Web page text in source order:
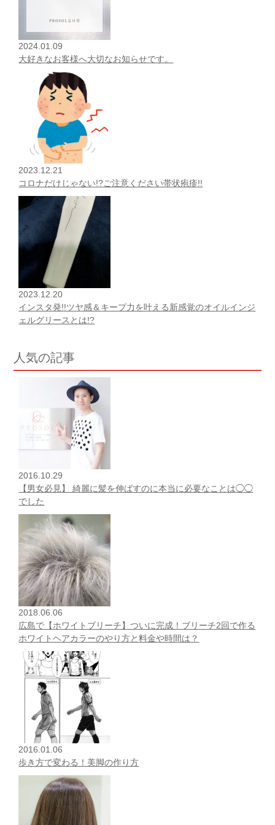
2024.01.09
大好きなお客様へ大切なお知らせです。
2023.12.21
コロナだけじゃない!?ご注意ください帯状疱疹!!
2023.12.20
インスタ発!!ツヤ感＆キープ力を叶える新感覚のオイルインジ
ェルグリースとは!?
人気の記事
2016.10.29
【男女必見】 綺麗に髪を伸ばすのに本当に必要なことは◯◯
でした
2018.06.06
広島で【ホワイトブリーチ】ついに完成！ブリーチ2回で作る
ホワイトヘアカラーのやり方と料金や時間は？
2016.01.06
歩き方で変わる！美脚の作り方